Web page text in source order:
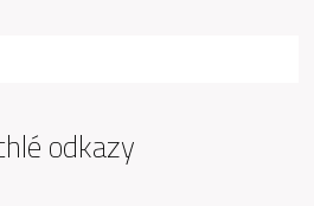
odkazy